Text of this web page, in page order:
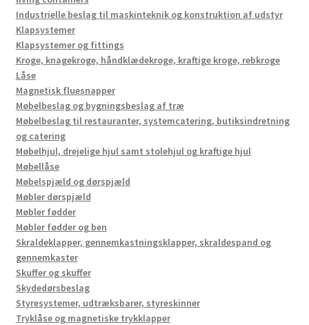
Industrielle beslag til maskinteknik og konstruktion af udstyr
Klapsystemer
Klapsystemer og fittings
Kroge, knagekroge, håndklædekroge, kraftige kroge, rebkroge
Låse
Magnetisk fluesnapper
Møbelbeslag og bygningsbeslag af træ
Møbelbeslag til restauranter, systemcatering, butiksindretning
og catering
Møbelhjul, drejelige hjul samt stolehjul og kraftige hjul
Møbellåse
Møbelspjæld og dørspjæld
Møbler dørspjæld
Møbler fødder
Møbler fødder og ben
Skraldeklapper, gennemkastningsklapper, skraldespand og
gennemkaster
Skuffer og skuffer
Skydedørsbeslag
Styresystemer, udtræksbarer, styreskinner
Tryklåse og magnetiske trykklapper